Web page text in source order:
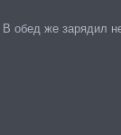
обед же зарядил